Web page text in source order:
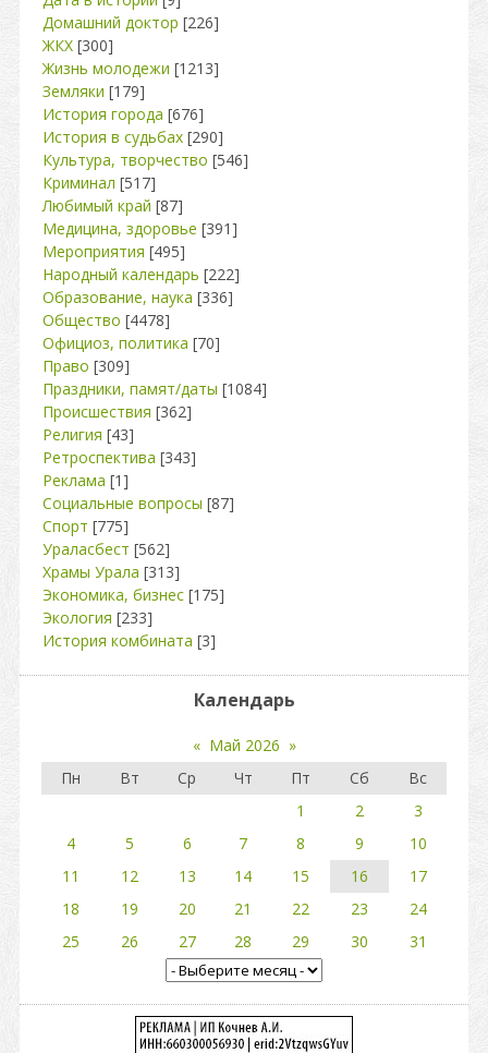
Домашний доктор [226]
ЖКХ [300]
Жизнь молодежи [1213]
Земляки [179]
История города [676]
История в судьбах [290]
Культура, творчество [546]
Криминал [517]
Любимый край [87]
Медицина, здоровье [391]
Мероприятия [495]
Народный календарь [222]
Образование, наука [336]
Общество [4478]
Официоз, политика [70]
Право [309]
Праздники, памят/даты [1084]
Происшествия [362]
Религия [43]
Ретроспектива [343]
Реклама [1]
Социальные вопросы [87]
Спорт [775]
Ураласбест [562]
Храмы Урала [313]
Экономика, бизнес [175]
Экология [233]
История комбината [3]
Календарь
« Май 2026 »
Пн
Вт Ср Чт Пт Сб
Вс
1
2
3
4
5 6 7 8 9
10
11
12 13 14 15 16
17
18
19 20 21 22 23
24
25
26 27 28 29 30 31